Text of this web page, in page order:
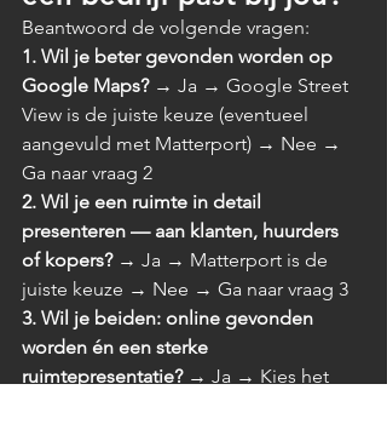
Beantwoord de volgende vragen:
1. Wil je beter gevonden worden op
Google Maps? → Ja → Google Street
View is de juiste keuze (eventueel
aangevuld met Matterport) → Nee →
Ga naar vraag 2
2. Wil je een ruimte in detail
presenteren — aan klanten, huurders
of kopers? → Ja → Matterport is de
juiste keuze → Nee → Ga naar vraag 3
3. Wil je beiden: online gevonden
worden én een sterke
ruimtepresentatie? → Ja → Kies het